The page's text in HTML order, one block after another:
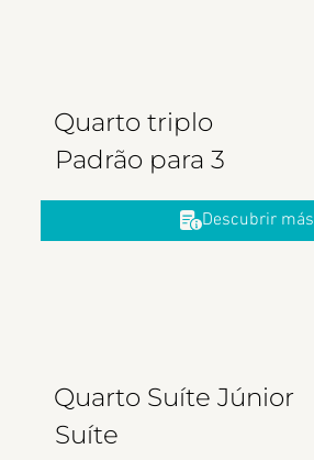
Quarto triplo
Padrão para 3
Descubrir más
Quarto Suíte Júnior
Suíte